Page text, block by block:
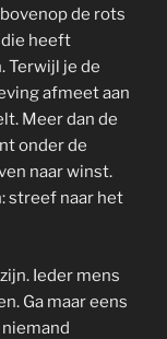
de rots
heeft
Terwijl je de
afmeet aan
Meer dan de
onder de
naar winst.
streef naar het
Ieder mens
Ga maar eens